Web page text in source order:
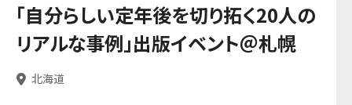
「自分らしい定年後を切り拓く20人の
リアルな事例」出版イベント＠札幌
北海道